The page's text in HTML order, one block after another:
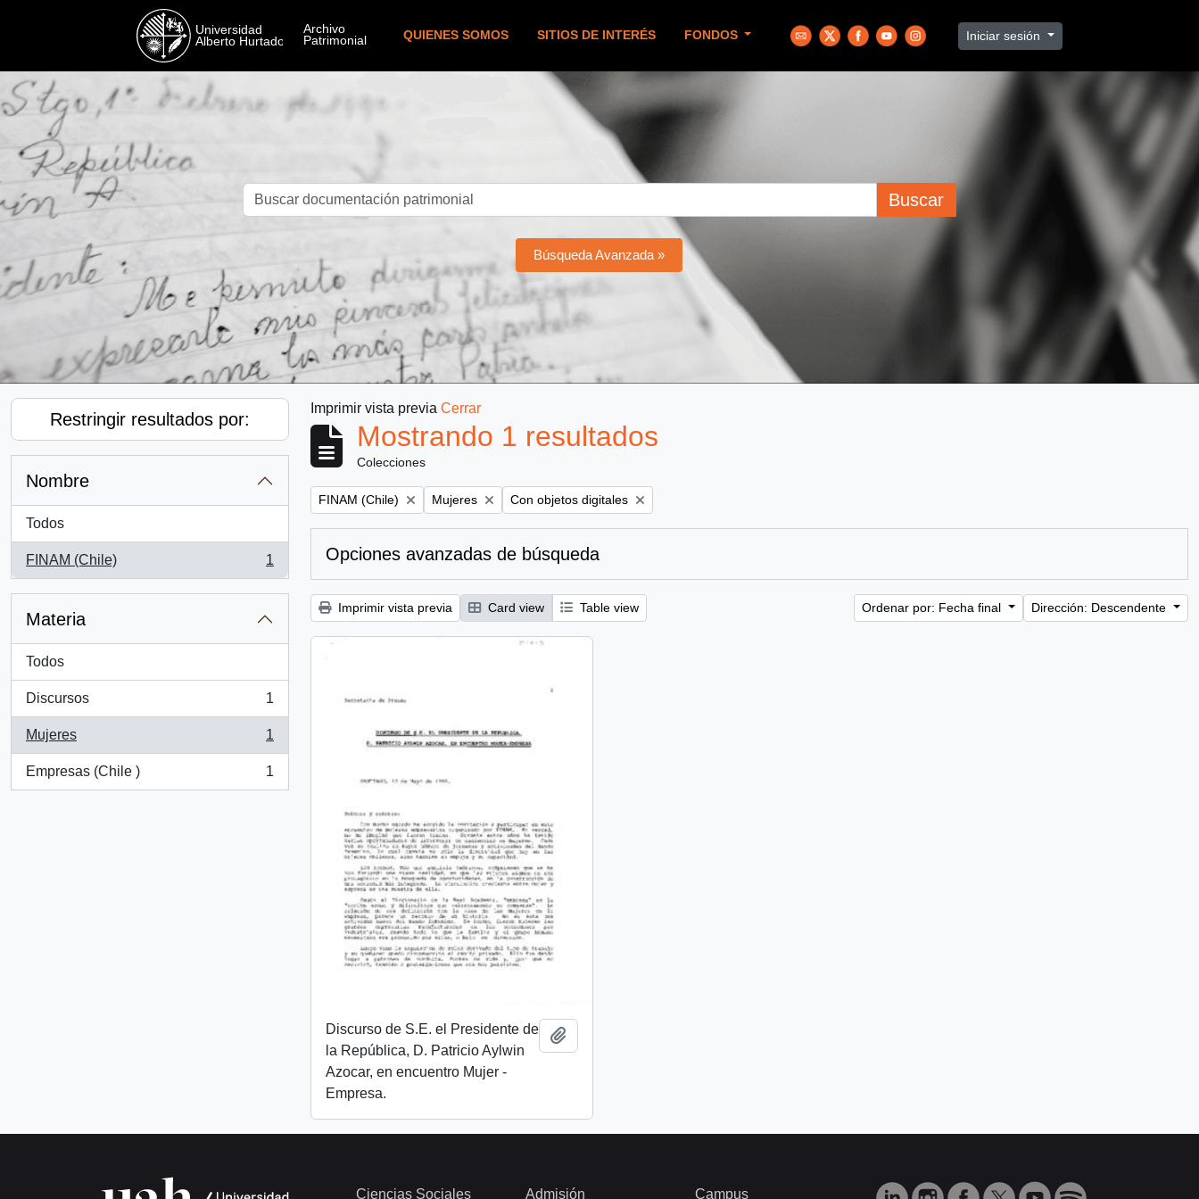
QUIENES SOMOS SITIOS DE INTERÉS FONDOS Iniciar sesión
Buscar
Búsqueda Avanzada »
Restringir resultados por:
Nombre
Todos
FINAM (Chile)
, 1 resultados
1
Materia
Todos
Discursos
, 1 resultados
1
Mujeres
, 1 resultados
1
Empresas (Chile )
, 1 resultados
1
Imprimir vista previa Cerrar
Mostrando 1 resultados
Colecciones
Remove filter:
FINAM (Chile) Remove filter:
Mujeres Remove filter:
Con objetos digitales
Opciones avanzadas de búsqueda
Imprimir vista previa Card view Table view Ordenar por: Fecha final Dirección: Descendente
Discurso de S.E. el Presidente de
la República, D. Patricio Aylwin
Azocar, en encuentro Mujer -
Empresa.
Ciencias Sociales Admisión Campus